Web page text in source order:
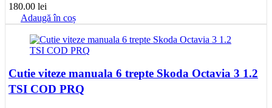
180.00 lei
Adaugă în coș
Cutie viteze manuala 6 trepte Skoda Octavia 3 1.2
TSI COD PRQ